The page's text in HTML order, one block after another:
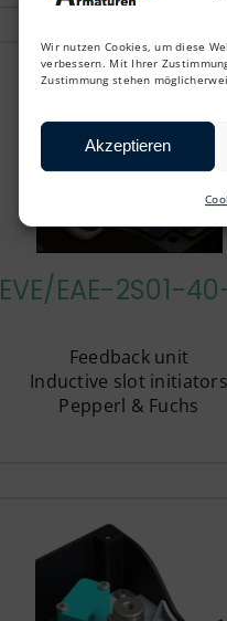
Wir nutzen Cookies, um diese
verbessern. Mit Ihrer
Zustimmung stehen
Akzeptieren
EVE/EAE-2S01-
Feedback unit
Inductive slot initiators
Pepperl & Fuchs